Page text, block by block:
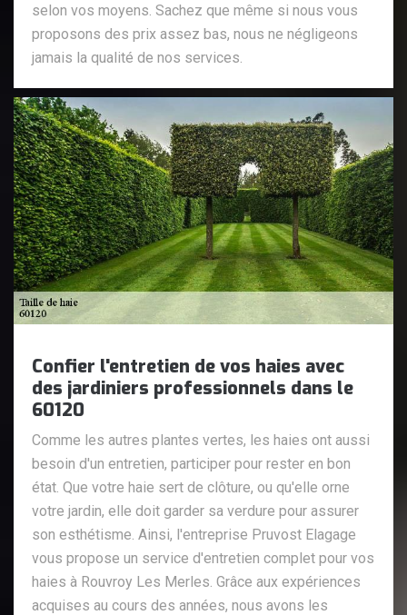
selon vos moyens. Sachez que même si nous vous
proposons des prix assez bas, nous ne négligeons
jamais la qualité de nos services.
Confier l'entretien de vos haies avec
des jardiniers professionnels dans le
60120
Comme les autres plantes vertes, les haies ont aussi
besoin d'un entretien, participer pour rester en bon
état. Que votre haie sert de clôture, ou qu'elle orne
votre jardin, elle doit garder sa verdure pour assurer
son esthétisme. Ainsi, l'entreprise Pruvost Elagage
vous propose un service d'entretien complet pour vos
haies à Rouvroy Les Merles. Grâce aux expériences
acquises au cours des années, nous avons les